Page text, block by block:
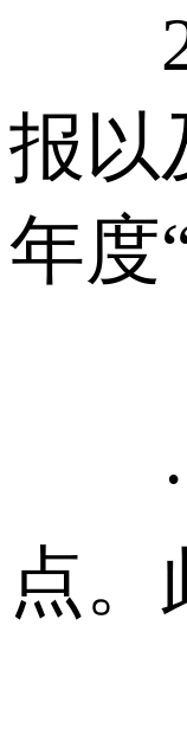
报以
年度
·
点